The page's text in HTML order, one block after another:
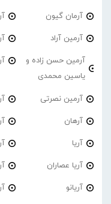
آرمان گیون
آرمین آراد
آرمین حسن زاده و
یاسین محمدی
آرمین نصرتی
آرهان
آریا
آریا عصاران
آریانو